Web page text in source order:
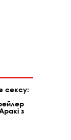
сексу:
з